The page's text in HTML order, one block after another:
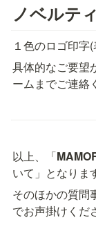
ノベルテ
１色のロゴ印字
具体的なご要望
ームまでご連絡
以上、「
いて」となりま
そのほかの質問
でお声掛けくだ